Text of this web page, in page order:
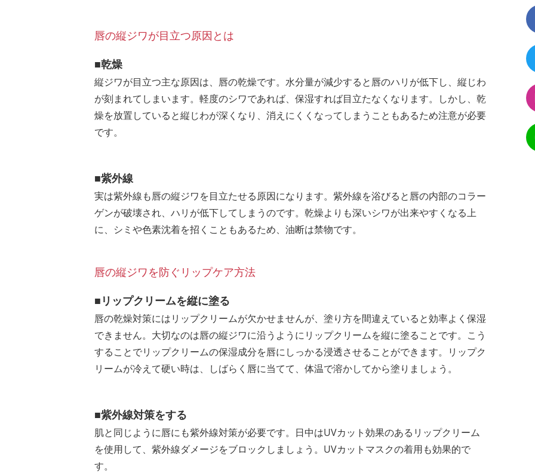
唇の縦ジワが目立つ原因とは
■乾燥
縦ジワが目立つ主な原因は、唇の乾燥です。水分量が減少すると唇のハリが低下し、縦じわ
が刻まれてしまいます。軽度のシワであれば、保湿すれば目立たなくなります。しかし、乾
燥を放置していると縦じわが深くなり、消えにくくなってしまうこともあるため注意が必要
です。
■紫外線
実は紫外線も唇の縦ジワを目立たせる原因になります。紫外線を浴びると唇の内部のコラー
ゲンが破壊され、ハリが低下してしまうのです。乾燥よりも深いシワが出来やすくなる上
に、シミや色素沈着を招くこともあるため、油断は禁物です。
唇の縦ジワを防ぐリップケア方法
■リップクリームを縦に塗る
唇の乾燥対策にはリップクリームが欠かせませんが、塗り方を間違えていると効率よく保湿
できません。大切なのは唇の縦ジワに沿うようにリップクリームを縦に塗ることです。こう
することでリップクリームの保湿成分を唇にしっかる浸透させることができます。リップク
リームが冷えて硬い時は、しばらく唇に当てて、体温で溶かしてから塗りましょう。
■紫外線対策をする
肌と同じように唇にも紫外線対策が必要です。日中はUVカット効果のあるリップクリーム
を使用して、紫外線ダメージをブロックしましょう。UVカットマスクの着用も効果的で
す。